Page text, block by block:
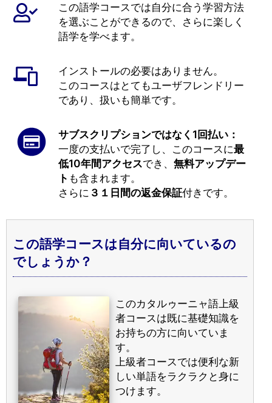
この語学コースでは自分に合う学習方法
を選ぶことができるので、さらに楽しく
語学を学べます。
インストールの必要はありません。
このコースはとてもユーザフレンドリー
であり、扱いも簡単です。
サブスクリプションではなく1回払い：
一度の支払いで完了し、このコースに最
低10年間アクセスでき、 無料アップデー
ト も含まれます。
さらに ３１日間の返金保証付きです。
この語学コースは自分に向いているの
でしょうか？
このカタルゥーニャ語上級
者コースは既に基礎知識を
お持ちの方に向いていま
す。
上級者コースでは便利な新
しい単語をラクラクと身に
つけます。